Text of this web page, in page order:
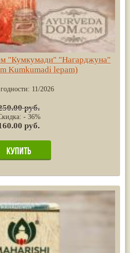
"Кумкумади" "Нагарджуна"
Kumkumadi lepam)
11/2026
руб.
- 36%
руб.